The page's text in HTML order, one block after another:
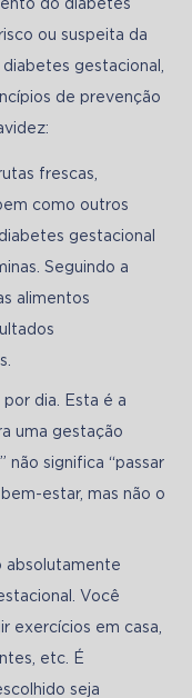
do diabetes
ou suspeita da
gestacional,
de prevenção
frescas,
como outros
gestacional
Seguindo a
alimentos
dia. Esta é a
uma gestação
não significa “passar
estar, mas não o
absolutamente
Você
exercícios em casa,
etc. É
seja